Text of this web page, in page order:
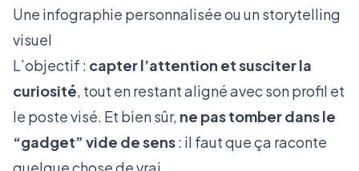
Une infographie personnalisée ou un storytelling
visuel
L’objectif : capter l’attention et susciter la
curiosité, tout en restant aligné avec son profil et
le poste visé. Et bien sûr, ne pas tomber dans le
“gadget” vide de sens: il faut que ça raconte